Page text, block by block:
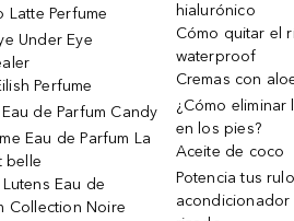
Latte Perfume
Under Eye
Perfume
de Parfum Candy
Eau de Parfum La
belle
Eau de
Collection Noire
hialurónico
Cómo quitar el
waterproof
Cremas con
¿Cómo eliminar
en los pies?
Aceite de coco
Potencia tus